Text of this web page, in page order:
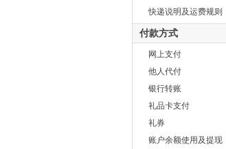
快递说明及运费规则
付款方式
网上支付
他人代付
银行转账
礼品卡支付
礼券
账户余额使用及提现